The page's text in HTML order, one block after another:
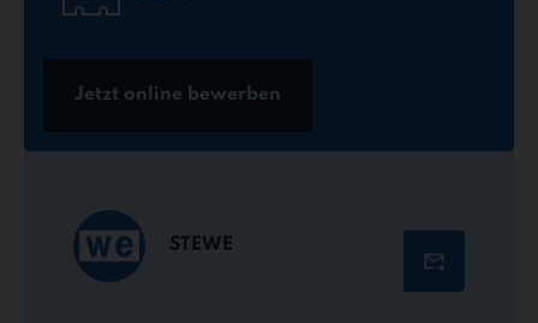
Jetzt online bewerben
STEWE